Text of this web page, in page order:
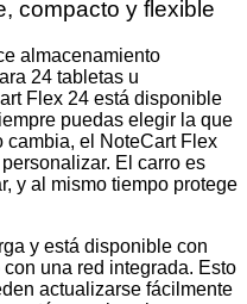
compacto y flexible
almacenamiento
24 tabletas u
Flex 24 está disponible
puedas elegir la que
cambia, el NoteCart Flex
El carro es
y al mismo tiempo protege
y está disponible con
una red integrada. Esto
actualizarse fácilmente